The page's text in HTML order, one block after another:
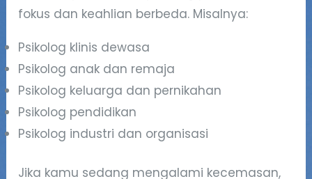
fokus dan keahlian berbeda. Misalnya:
Psikolog klinis dewasa
Psikolog anak dan remaja
Psikolog keluarga dan pernikahan
Psikolog pendidikan
Psikolog industri dan organisasi
Jika kamu sedang mengalami kecemasan,